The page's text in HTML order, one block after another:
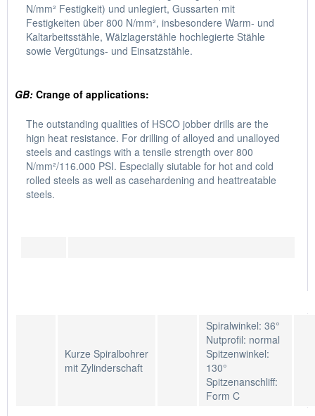
N/mm² Festigkeit) und unlegiert, Gussarten mit
Festigkeiten über 800 N/mm², insbesondere Warm- und
Kaltarbeitsstähle, Wälzlagerstähle hochlegierte Stähle
sowie Vergütungs- und Einsatzstähle.
GB: Crange of applications:
The outstanding qualities of HSCO jobber drills are the
hign heat resistance. For drilling of alloyed and unalloyed
steels and castings with a tensile strength over 800
N/mm²/116.000 PSI. Especially siutable for hot and cold
rolled steels as well as casehardening and heattreatable
steels.
Kurze Spiralbohrer
mit Zylinderschaft
Spiralwinkel: 36°
Nutprofil: normal
Spitzenwinkel:
130°
Spitzenanschliff:
Form C